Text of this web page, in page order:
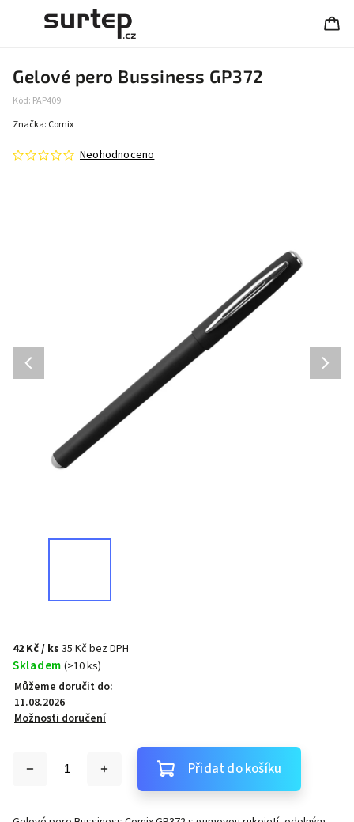
Gelové pero Bussiness GP372
Kód: PAP409
Neohodnoceno
Značka: Comix
42 Kč/ ks 35 Kč bez DPH
Skladem (>10 ks)
Můžeme doručit do:
11.08.2026
Možnosti doručení
Přidat do košíku